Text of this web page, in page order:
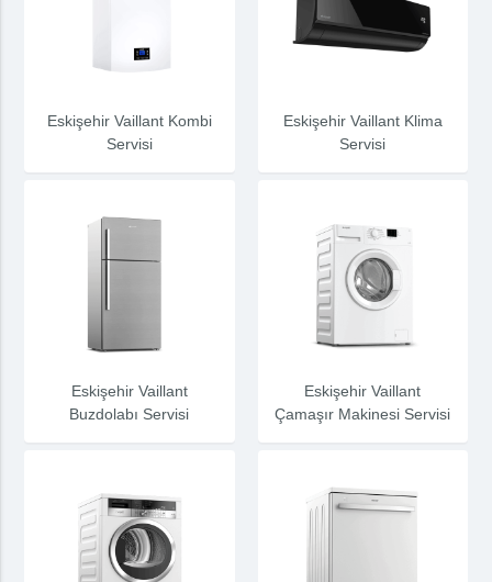
Eskişehir Vaillant Kombi
Servisi
Eskişehir Vaillant Klima
Servisi
Eskişehir Vaillant
Buzdolabı Servisi
Eskişehir Vaillant
Çamaşır Makinesi Servisi